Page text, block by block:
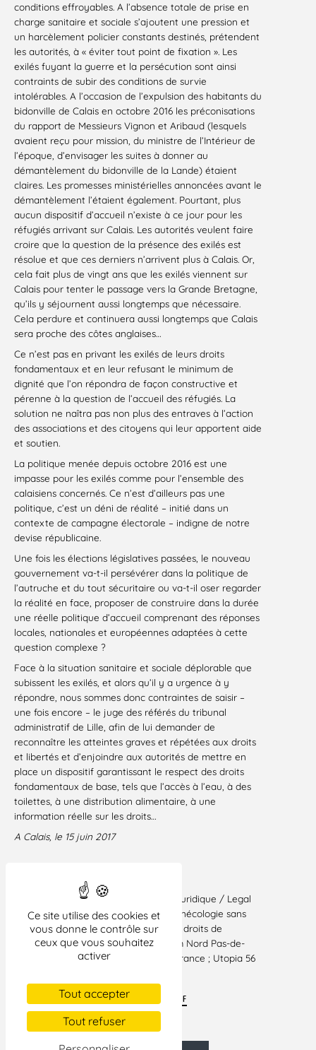
Ce site utilise des cookies et
vous donne le contrôle sur
ceux que vous souhaitez
activer
Tout accepter
Tout refuser
conditions effroyables. A l’absence totale de prise en
charge sanitaire et sociale s’ajoutent une pression et
un harcèlement policier constants destinés, prétendent
les autorités, à « éviter tout point de fixation ». Les
exilés fuyant la guerre et la persécution sont ainsi
contraints de subir des conditions de survie
intolérables. A l’occasion de l’expulsion des habitants du
bidonville de Calais en octobre 2016 les préconisations
du rapport de Messieurs Vignon et Aribaud (lesquels
avaient reçu pour mission, du ministre de l’Intérieur de
l’époque, d’envisager les suites à donner au
démantèlement du bidonville de la Lande) étaient
claires. Les promesses ministérielles annoncées avant le
démantèlement l’étaient également. Pourtant, plus
aucun dispositif d’accueil n’existe à ce jour pour les
réfugiés arrivant sur Calais. Les autorités veulent faire
croire que la question de la présence des exilés est
résolue et que ces derniers n’arrivent plus à Calais. Or,
cela fait plus de vingt ans que les exilés viennent sur
Calais pour tenter le passage vers la Grande Bretagne,
qu’ils y séjournent aussi longtemps que nécessaire.
Cela perdure et continuera aussi longtemps que Calais
sera proche des côtes anglaises…
Ce n’est pas en privant les exilés de leurs droits
fondamentaux et en leur refusant le minimum de
dignité que l’on répondra de façon constructive et
pérenne à la question de l’accueil des réfugiés. La
solution ne naîtra pas non plus des entraves à l’action
des associations et des citoyens qui leur apportent aide
et soutien.
La politique menée depuis octobre 2016 est une
impasse pour les exilés comme pour l’ensemble des
calaisiens concernés. Ce n’est d’ailleurs pas une
politique, c’est un déni de réalité – initié dans un
contexte de campagne électorale – indigne de notre
devise républicaine.
Une fois les élections législatives passées, le nouveau
gouvernement va-t-il persévérer dans la politique de
l’autruche et du tout sécuritaire ou va-t-il oser regarder
la réalité en face, proposer de construire dans la durée
une réelle politique d’accueil comprenant des réponses
locales, nationales et européennes adaptées à cette
question complexe ?
Face à la situation sanitaire et sociale déplorable que
subissent les exilés, et alors qu’il y a urgence à y
répondre, nous sommes donc contraintes de saisir –
une fois encore – le juge des référés du tribunal
administratif de Lille, afin de lui demander de
reconnaître les atteintes graves et répétées aux droits
et libertés et d’enjoindre aux autorités de mettre en
place un dispositif garantissant le respect des droits
fondamentaux de base, tels que l’accès à l’eau, à des
toilettes, à une distribution alimentaire, à une
information réelle sur les droits…
A Calais, le 15 juin 2017
L’Auberge des migrants ; La Cabane juridique / Legal
Shelter ; Care4Calais ; La Cimade ; Gynécologie sans
frontières ; Help Refugees ; Ligue des droits de
l’Homme ; Le Réveil Voyageur ; Salam Nord Pas-de-
Calais ; Secours catholique ; Caritas France ; Utopia 56
TÉLÉCHARGERLE COMMUNIQUÉ AU FORMAT PDF